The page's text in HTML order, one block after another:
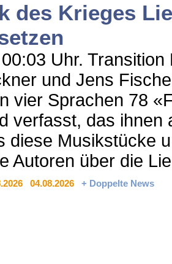
des Krieges
Uhr.
und Jens
vier Sprachen 78
verfasst, das
diese Musikstücke
Autoren über die
04.08.2026 + Doppelte News